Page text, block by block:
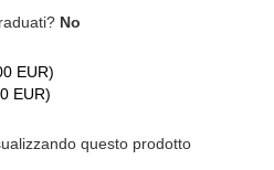
No
EUR)
EUR)
questo prodotto